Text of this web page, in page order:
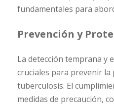
fundamentales para
Prevención y
La detección temprana y
cruciales para prevenir la
tuberculosis. El
medidas de precaución,